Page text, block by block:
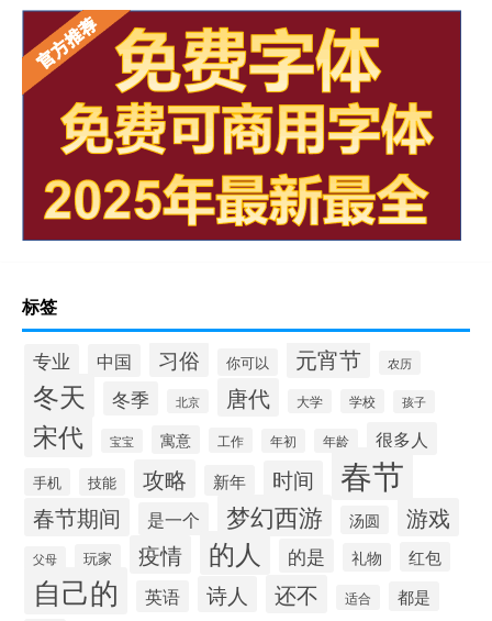
标签
专业 中国 习俗 你可以 元宵节 农历
冬天 冬季 北京 唐代 大学 学校 孩子
宋代 宝宝 寓意 工作 年初 年龄 很多人
手机 技能 攻略 新年 时间 春节
春节期间 是一个 梦幻西游 汤圆 游戏
父母 玩家 疫情 的人 的是 礼物 红包
自己的 英语 诗人 还不 适合 都是